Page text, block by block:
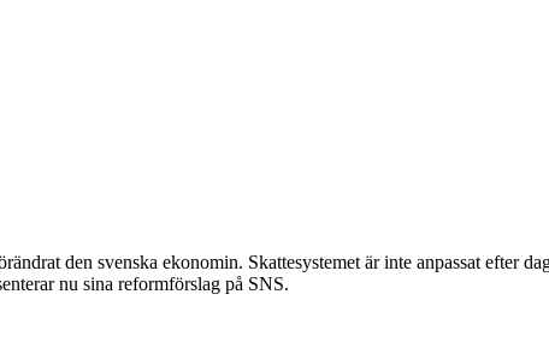
den svenska ekonomin. Skattesystemet är inte anpassat efter
nu sina reformförslag på SNS.